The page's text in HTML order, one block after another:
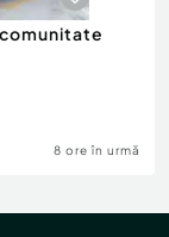
8 ore în urmă